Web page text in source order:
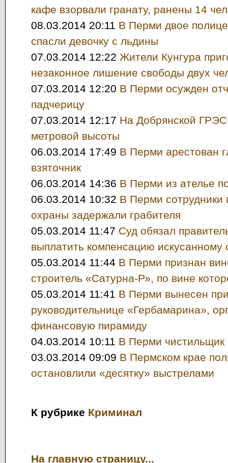
кафе взорвали гранату, ранены 14
08.03.2014 20:11 В Перми двое
спасли девочку с льдины
07.03.2014 12:22 Жители Кунгура
незаконное лишение свободы двух
07.03.2014 12:20 В Перми осужден
падчерицу
07.03.2014 12:17 На Добрянской
метровой высоты
06.03.2014 17:49 В Перми арестован
взяточник
06.03.2014 14:36 В Перми из ателье
06.03.2014 10:32 В Перми сотрудники
охраны задержали грабителя
05.03.2014 11:47 Суд обязал
выплатить компенсацию искусанному
05.03.2014 11:44 В Перми признан
строитель «Сатурна-Р», по вине
05.03.2014 11:41 В Перми вынесен
руководительнице «Гербамарина»,
финансовую пирамиду
04.03.2014 10:11 В Перми
03.03.2014 09:09 В Пермском крае
остановлили «десятку» выстрелами
К рубрике Криминал
На главную страницу...